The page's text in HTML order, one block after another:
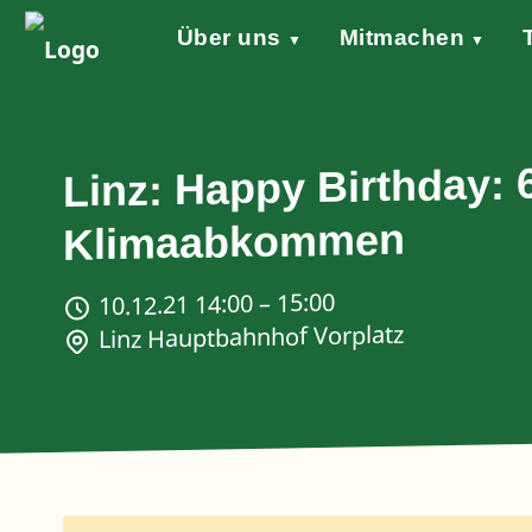
Über uns ▼ Mitmachen ▼
Linz: Happy Birthday:
Klimaabkommen
10.12.21 14:00 – 15:00
Linz Hauptbahnhof Vorplatz